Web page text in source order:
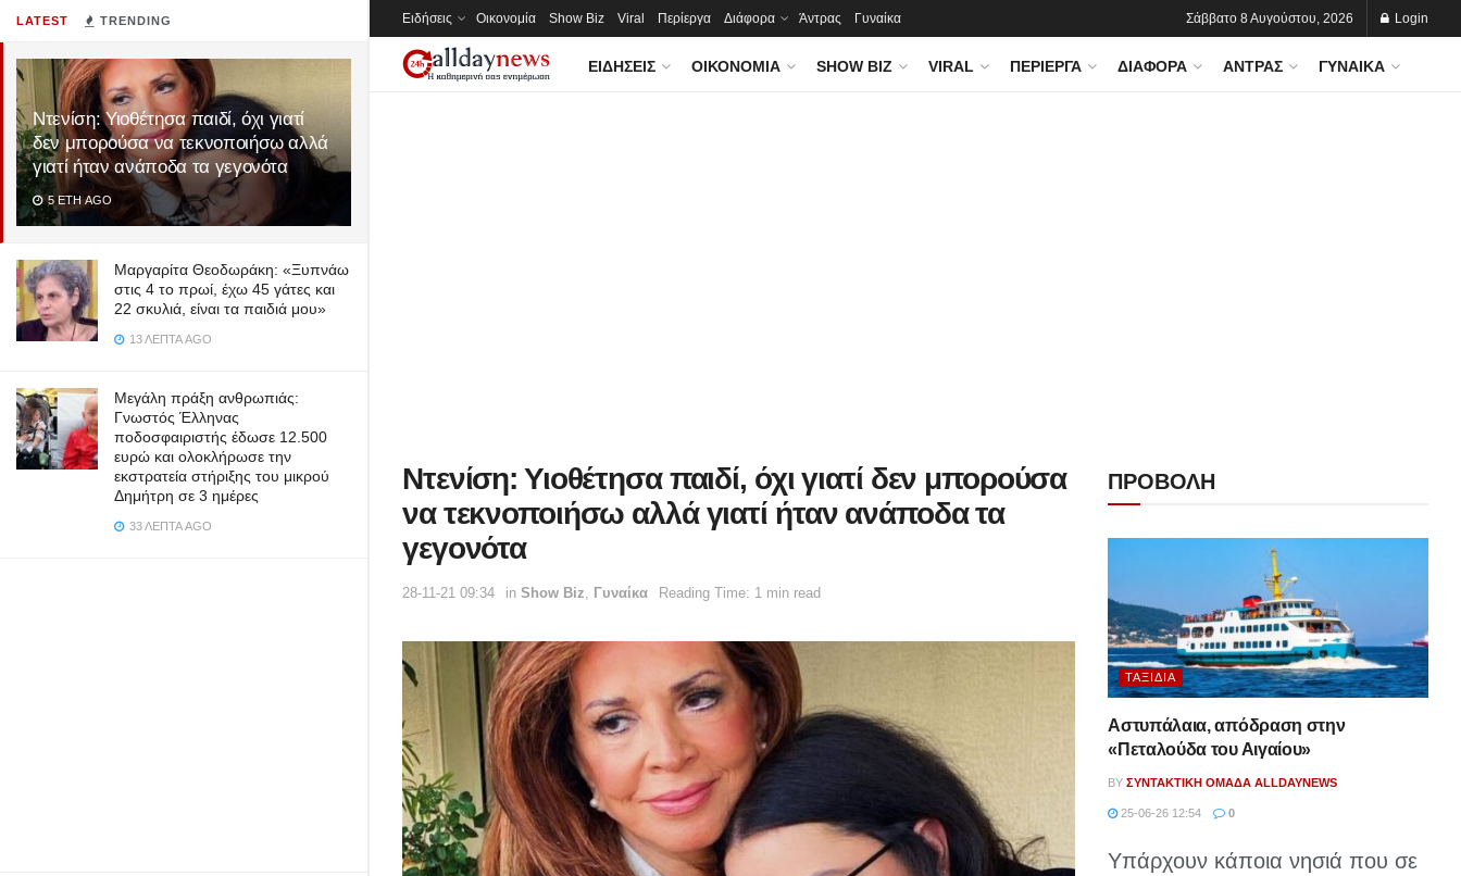
LATEST TRENDING
Ντενίση: Υιοθέτησα παιδί, όχι γιατί
δεν μπορούσα να τεκνοποιήσω αλλά
γιατί ήταν ανάποδα τα γεγονότα
5 ΈΤΗ AGO
Μαργαρίτα Θεοδωράκη: «Ξυπνάω
στις 4 το πρωί, έχω 45 γάτες και
22 σκυλιά, είναι τα παιδιά μου»
13 ΛΕΠΤΆ AGO
Μεγάλη πράξη ανθρωπιάς:
Γνωστός Έλληνας
ποδοσφαιριστής έδωσε 12.500
ευρώ και ολοκλήρωσε την
εκστρατεία στήριξης του μικρού
Δημήτρη σε 3 ημέρες
33 ΛΕΠΤΆ AGO
Ειδήσεις Οικονομία Show Biz Viral Περίεργα Διάφορα Άντρας Γυναίκα Σάββατο 8 Αυγούστου, 2026 Login
ΕΙΔΉΣΕΙΣ ΟΙΚΟΝΟΜΊΑ SHOW BIZ VIRAL ΠΕΡΊΕΡΓΑ ΔΙΆΦΟΡΑ ΆΝΤΡΑΣ ΓΥΝΑΊΚΑ
Ντενίση: Υιοθέτησα παιδί, όχι γιατί δεν μπορούσα
να τεκνοποιήσω αλλά γιατί ήταν ανάποδα τα
γεγονότα
28-11-21 09:34 in Show Biz, Γυναίκα Reading Time: 1 min read
ΠΡΟΒΟΛΗ
ΤΑΞΊΔΙΑ
Αστυπάλαια, απόδραση στην
«Πεταλούδα του Αιγαίου»
BY ΣΥΝΤΑΚΤΙΚΉ ΟΜΆΔΑ ALLDAYNEWS
25-06-26 12:54 0
Υπάρχουν κάποια νησιά που σε